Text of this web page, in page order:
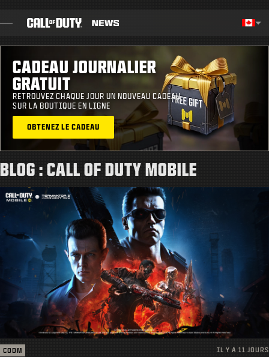
BILLET
GUIDES
NOTES DE CORRECTIF
JEUX
ACTUS
ESPORTS
ASSISTANCE
CONNEXION|S'INSCRIRE
CADEAU JOURNALIER
GRATUIT
RETROUVEZ CHAQUE JOUR UN NOUVEAU CADEAU
SUR LA BOUTIQUE EN LIGNE
OBTENEZ LE CADEAU
BLOG : CALL OF DUTY MOBILE
CODM IL Y A 11 JOURS